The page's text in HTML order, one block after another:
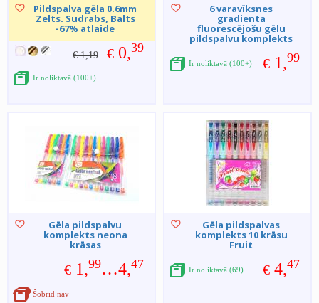
Pildspalva gēla 0.6mm
Zelts. Sudrabs, Balts
-67% atlaide
€ 1,19 € 0,39
Ir noliktavā (100+)
6 varavīksnes
gradienta
fluorescējošu gēlu
pildspalvu komplekts
€ 1,99
Ir noliktavā (100+)
Gēla pildspalvu
komplekts neona
krāsas
€ 1,99…4,47
Šobrīd nav
Gēla pildspalvas
komplekts 10 krāsu
Fruit
€ 4,47
Ir noliktavā (69)